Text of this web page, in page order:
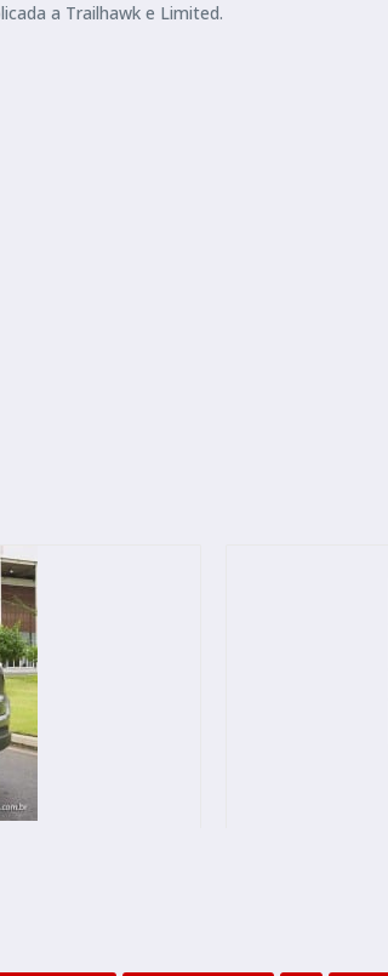
a Trailhawk e Limited.